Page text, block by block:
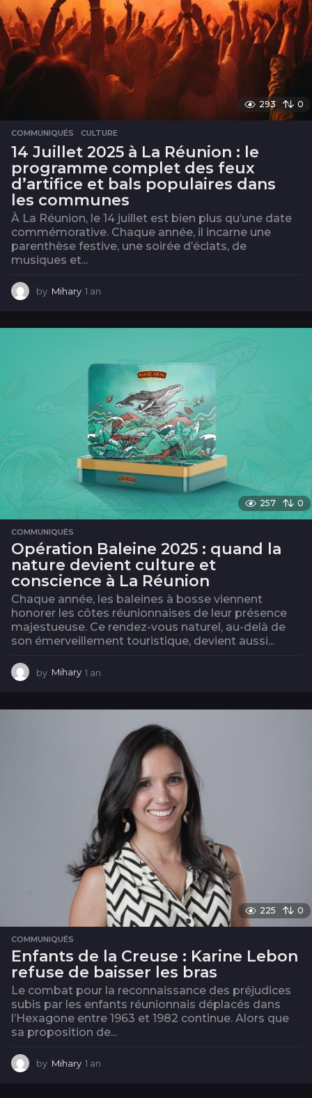
293 0
COMMUNIQUÉS ,CULTURE
14 Juillet 2025 à La Réunion : le
programme complet des feux
d’artifice et bals populaires dans
les communes
À La Réunion, le 14 juillet est bien plus qu’une date
commémorative. Chaque année, il incarne une
parenthèse festive, une soirée d’éclats, de
musiques et...
by Mihary 1 an
257 0
COMMUNIQUÉS
Opération Baleine 2025 : quand la
nature devient culture et
conscience à La Réunion
Chaque année, les baleines à bosse viennent
honorer les côtes réunionnaises de leur présence
majestueuse. Ce rendez-vous naturel, au-delà de
son émerveillement touristique, devient aussi...
by Mihary 1 an
225 0
COMMUNIQUÉS
Enfants de la Creuse : Karine Lebon
refuse de baisser les bras
Le combat pour la reconnaissance des préjudices
subis par les enfants réunionnais déplacés dans
l’Hexagone entre 1963 et 1982 continue. Alors que
sa proposition de...
by Mihary 1 an